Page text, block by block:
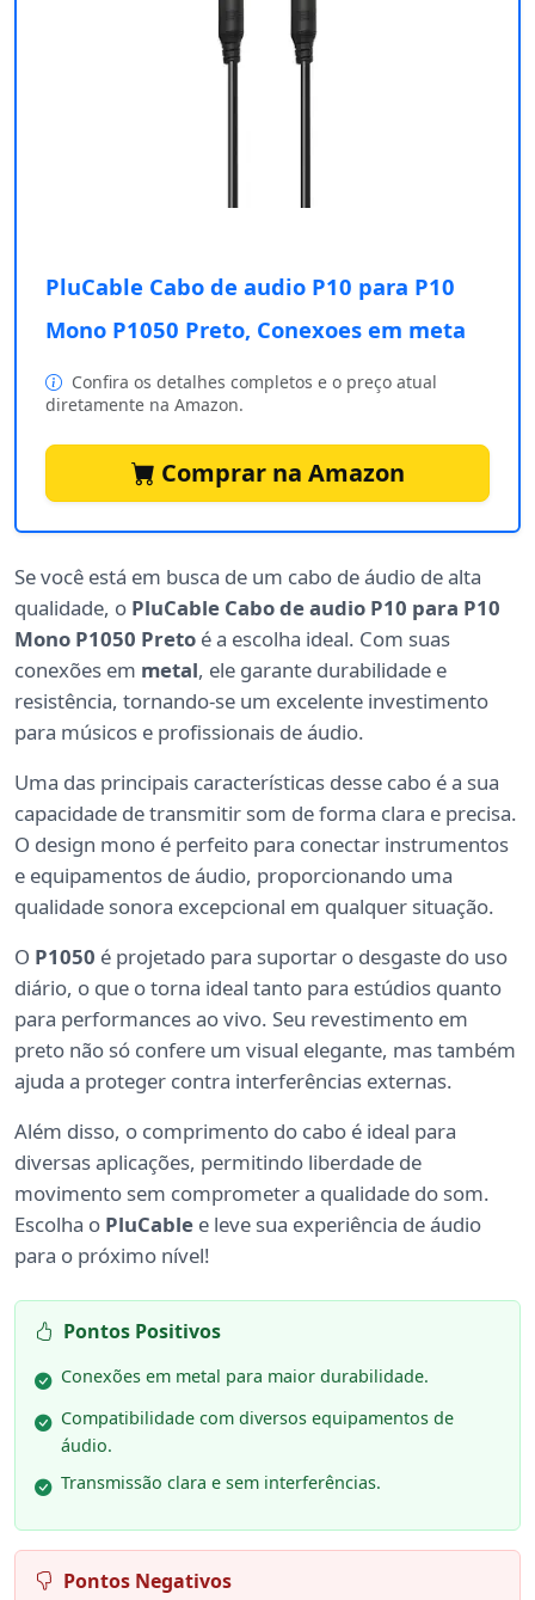
PluCable Cabo de audio P10 para P10
Mono P1050 Preto, Conexoes em meta
Confira os detalhes completos e o preço atual
diretamente na Amazon.
Comprar na Amazon
Se você está em busca de um cabo de áudio de alta
qualidade, o PluCable Cabo de audio P10 para P10
Mono P1050 Preto é a escolha ideal. Com suas
conexões em metal, ele garante durabilidade e
resistência, tornando-se um excelente investimento
para músicos e profissionais de áudio.
Uma das principais características desse cabo é a sua
capacidade de transmitir som de forma clara e precisa.
O design mono é perfeito para conectar instrumentos
e equipamentos de áudio, proporcionando uma
qualidade sonora excepcional em qualquer situação.
O P1050 é projetado para suportar o desgaste do uso
diário, o que o torna ideal tanto para estúdios quanto
para performances ao vivo. Seu revestimento em
preto não só confere um visual elegante, mas também
ajuda a proteger contra interferências externas.
Além disso, o comprimento do cabo é ideal para
diversas aplicações, permitindo liberdade de
movimento sem comprometer a qualidade do som.
Escolha o PluCable e leve sua experiência de áudio
para o próximo nível!
Pontos Positivos
Conexões em metal para maior durabilidade.
Compatibilidade com diversos equipamentos de
áudio.
Transmissão clara e sem interferências.
Pontos Negativos